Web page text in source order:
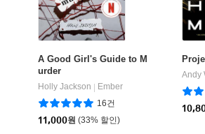
A Good Girl's Guide to M
urder
Holly Jackson
Ember
16건
11,000원 (33% 할인)
Andy